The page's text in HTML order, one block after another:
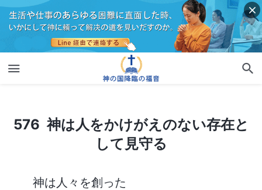
576 神は人をかけがえのない存在として見守る
576 神は人をかけがえのない存在と
して見守る
神は人々を創った